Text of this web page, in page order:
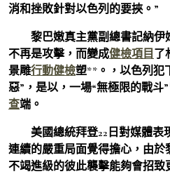
消和挫敗針對以色列的要挾。”
黎巴嫩真主黨副總書記納伊
不再是攻擊，而變成健檢項目 了
景雕行動健檢塑**。，以色列犯
惡”，是以，一場“無極限的戰斗
查端。
美國總統拜登22日對媒體表
連續的嚴重局面覺得擔心，由於
不竭進級的彼此襲擊能夠會招